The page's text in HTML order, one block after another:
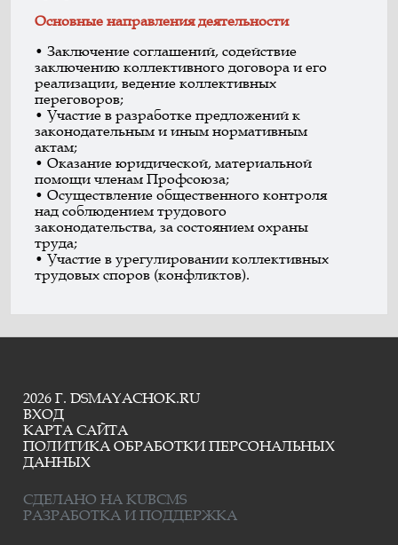
Основные направления деятельности
• Заключение соглашений, содействие
заключению коллективного договора и его
реализации, ведение коллективных
переговоров;
• Участие в разработке предложений к
законодательным и иным нормативным
актам;
• Оказание юридической, материальной
помощи членам Профсоюза;
• Осуществление общественного контроля
над соблюдением трудового
законодательства, за состоянием охраны
труда;
• Участие в урегулировании коллективных
трудовых споров (конфликтов).
2026 Г. DSMAYACHOK.RU
ВХОД
КАРТА САЙТА
ПОЛИТИКА ОБРАБОТКИ ПЕРСОНАЛЬНЫХ
ДАННЫХ
СДЕЛАНО НА KUBCMS
РАЗРАБОТКА И ПОДДЕРЖКА